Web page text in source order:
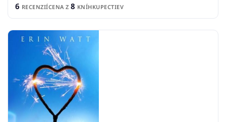
6 RECENZIÍCENA Z 8 KNÍHKUPECTIEV